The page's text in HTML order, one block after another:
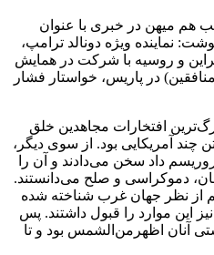
شرط بگذارد جمهوری اسلامی
بنابراین ایران هنگامی به تعهدات
همه تحریم‌ها را در عمل و نه
این لغو تحریم‌ها مورد
سیاست قطعی و غیرقابل
همه مسئولان است و
خبر ویژه